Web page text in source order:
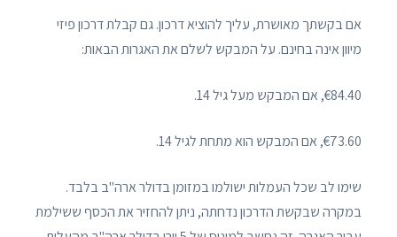
אם בקשתך מאושרת, עליך להוציא דרכון. גם קבלת דרכון פיזי
מיוון אינה בחינם. על המבקש לשלם את האגרות הבאות:
€84.40, אם המבקש מעל גיל 14.
€73.60, אם המבקש הוא מתחת לגיל 14.
שימו לב שכל העמלות ישולמו במזומן בדולר ארה"ב בלבד.
במקרה שבקשת הדרכון נדחתה, ניתן להחזיר את הכסף ששילמת